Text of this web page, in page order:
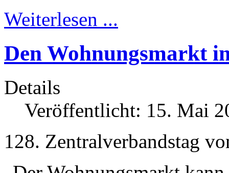
Weiterlesen ...
Den Wohnungsmarkt
Details
Veröffentlicht: 15. Mai
128. Zentralverbandstag